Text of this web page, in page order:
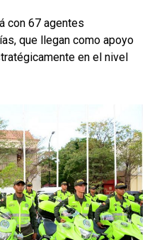
con 67 agentes
que llegan como apoyo
en el nivel